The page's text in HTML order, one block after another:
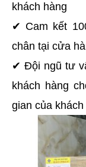
khách hàng
✔ Cam kết
chân tại cửa
✔ Đội ngũ tư
khách hàng
gian của khách